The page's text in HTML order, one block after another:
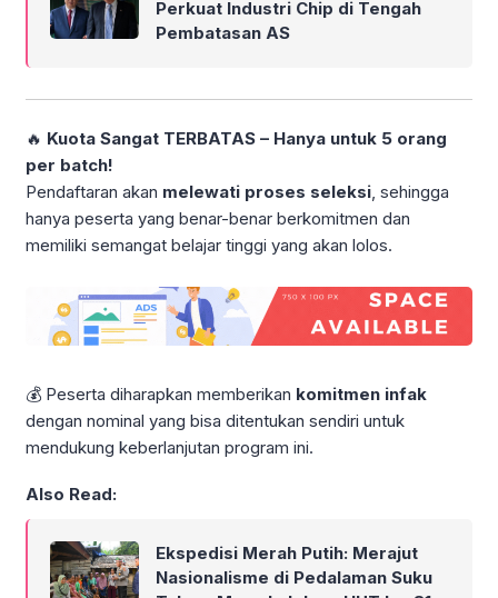
Perkuat Industri Chip di Tengah
Pembatasan AS
🔥 Kuota Sangat TERBATAS – Hanya untuk 5 orang
per batch!
Pendaftaran akan melewati proses seleksi , sehingga
hanya peserta yang benar-benar berkomitmen dan
memiliki semangat belajar tinggi yang akan lolos.
💰 Peserta diharapkan memberikan komitmen infak
dengan nominal yang bisa ditentukan sendiri untuk
mendukung keberlanjutan program ini.
Also Read:
Ekspedisi Merah Putih: Merajut
Nasionalisme di Pedalaman Suku